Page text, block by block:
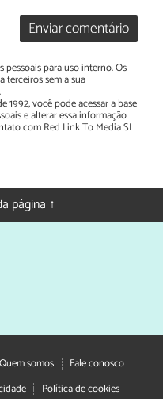
Enviar comentário
pessoais para uso interno. Os
terceiros sem a sua
1992, você pode acessar a base
e alterar essa informação
com Red Link To Media SL
página ↑
Quem somos
Fale conosco
Política de cookies